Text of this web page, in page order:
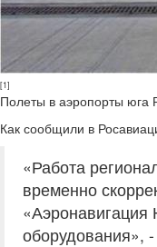
[1]
Полеты в аэропорты юга
Как сообщили в
«Работа
временно
«Аэронавигация
оборудования»,